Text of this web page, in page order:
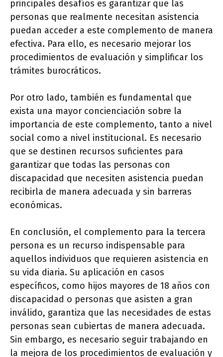
principales desafíos es garantizar que las
personas que realmente necesitan asistencia
puedan acceder a este complemento de manera
efectiva. Para ello, es necesario mejorar los
procedimientos de evaluación y simplificar los
trámites burocráticos.
Por otro lado, también es fundamental que
exista una mayor concienciación sobre la
importancia de este complemento, tanto a nivel
social como a nivel institucional. Es necesario
que se destinen recursos suficientes para
garantizar que todas las personas con
discapacidad que necesiten asistencia puedan
recibirla de manera adecuada y sin barreras
económicas.
En conclusión, el complemento para la tercera
persona es un recurso indispensable para
aquellos individuos que requieren asistencia en
su vida diaria. Su aplicación en casos
específicos, como hijos mayores de 18 años con
discapacidad o personas que asisten a gran
inválido, garantiza que las necesidades de estas
personas sean cubiertas de manera adecuada.
Sin embargo, es necesario seguir trabajando en
la mejora de los procedimientos de evaluación y